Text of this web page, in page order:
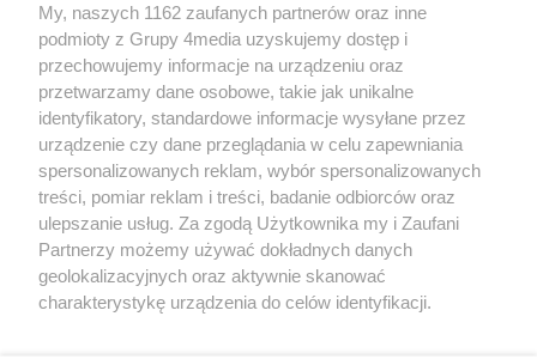
Redakcja Reklama Prywatność
Praca Łódź
the:protocol
My, naszych 1162 zaufanych partnerów oraz inne
podmioty z Grupy 4media uzyskujemy dostęp i
przechowujemy informacje na urządzeniu oraz
przetwarzamy dane osobowe, takie jak unikalne
identyfikatory, standardowe informacje wysyłane przez
urządzenie czy dane przeglądania w celu zapewniania
spersonalizowanych reklam, wybór spersonalizowanych
treści, pomiar reklam i treści, badanie odbiorców oraz
ulepszanie usług. Za zgodą Użytkownika my i Zaufani
Partnerzy możemy używać dokładnych danych
geolokalizacyjnych oraz aktywnie skanować
charakterystykę urządzenia do celów identyfikacji.